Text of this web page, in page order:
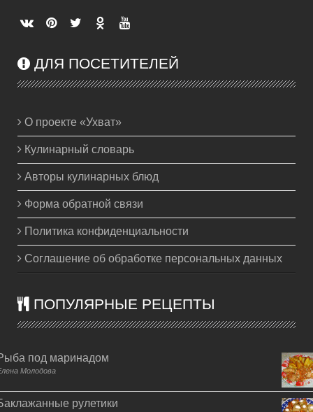
ДЛЯ ПОСЕТИТЕЛЕЙ
О проекте «Ухват»
Кулинарный словарь
Авторы кулинарных блюд
Форма обратной связи
Политика конфиденциальности
Соглашение об обработке персональных данных
ПОПУЛЯРНЫЕ РЕЦЕПТЫ
под маринадом
Молодова
рулетики